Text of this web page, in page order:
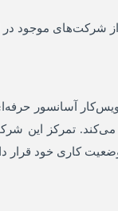
شرکت‌های موجود
آسانسور
می‌کند. تمرکز این
کاری خود قرار